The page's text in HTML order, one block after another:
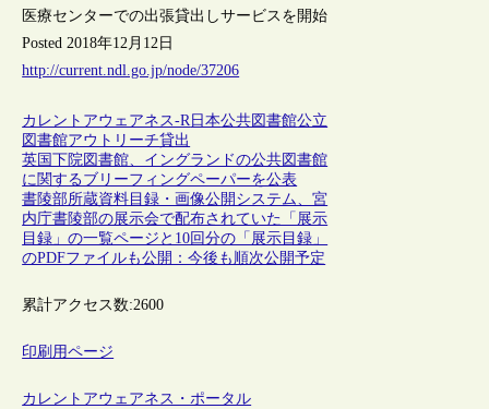
医療センターでの出張貸出しサービスを開始
Posted 2018年12月12日
http://current.ndl.go.jp/node/37206
カレントアウェアネス-R 日本公共図書館公立
図書館アウトリーチ貸出
英国下院図書館、イングランドの公共図書館
に関するブリーフィングペーパーを公表
書陵部所蔵資料目録・画像公開システム、宮
内庁書陵部の展示会で配布されていた「展示
目録」の一覧ページと10回分の「展示目録」
のPDFファイルも公開：今後も順次公開予定
累計アクセス数:2600
印刷用ページ
カレントアウェアネス・ポータル